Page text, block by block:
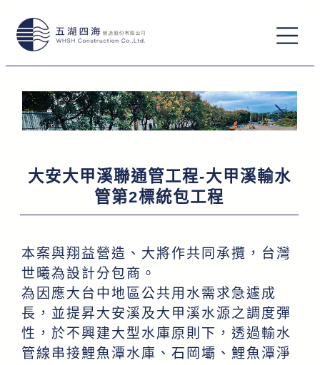
至
主
第一工區葫蘆圳段，開挖及擋土支撐作業中
大安大甲溪聯通管工程-大甲溪輸水
管第2標統包工程
本案與翔益營造、大將作共同承攬，台灣
世曦為設計分包商。
為因應大台中地區公共用水需求急遽成
長，並提昇大安溪及大甲溪水源之調度彈
性，於不興建大型水庫原則下，透過輸水
管線串接鯉魚潭水庫、石岡壩、鯉魚潭淨